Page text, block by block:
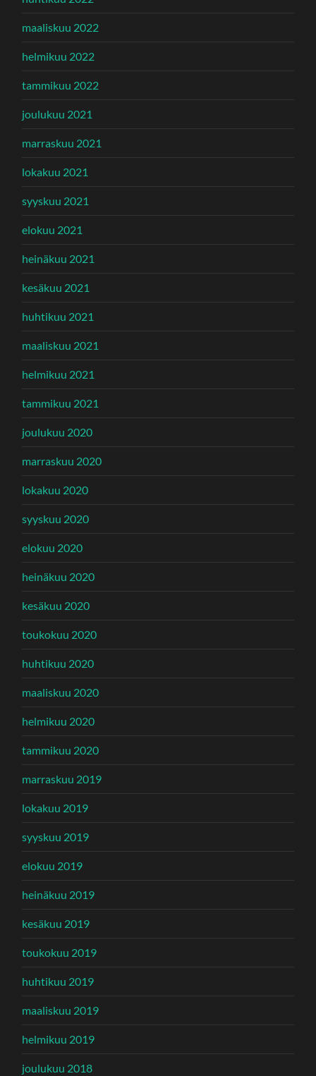
maaliskuu 2022
helmikuu 2022
tammikuu 2022
joulukuu 2021
marraskuu 2021
lokakuu 2021
syyskuu 2021
elokuu 2021
heinäkuu 2021
kesäkuu 2021
huhtikuu 2021
maaliskuu 2021
helmikuu 2021
tammikuu 2021
joulukuu 2020
marraskuu 2020
lokakuu 2020
syyskuu 2020
elokuu 2020
heinäkuu 2020
kesäkuu 2020
toukokuu 2020
huhtikuu 2020
maaliskuu 2020
helmikuu 2020
tammikuu 2020
marraskuu 2019
lokakuu 2019
syyskuu 2019
elokuu 2019
heinäkuu 2019
kesäkuu 2019
toukokuu 2019
huhtikuu 2019
maaliskuu 2019
helmikuu 2019
joulukuu 2018